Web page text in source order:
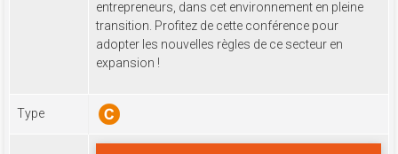
entrepreneurs, dans cet environnement en pleine
transition. Profitez de cette conférence pour
adopter les nouvelles règles de ce secteur en
expansion !
Type